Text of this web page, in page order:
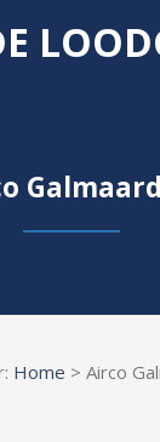
Home > Airco